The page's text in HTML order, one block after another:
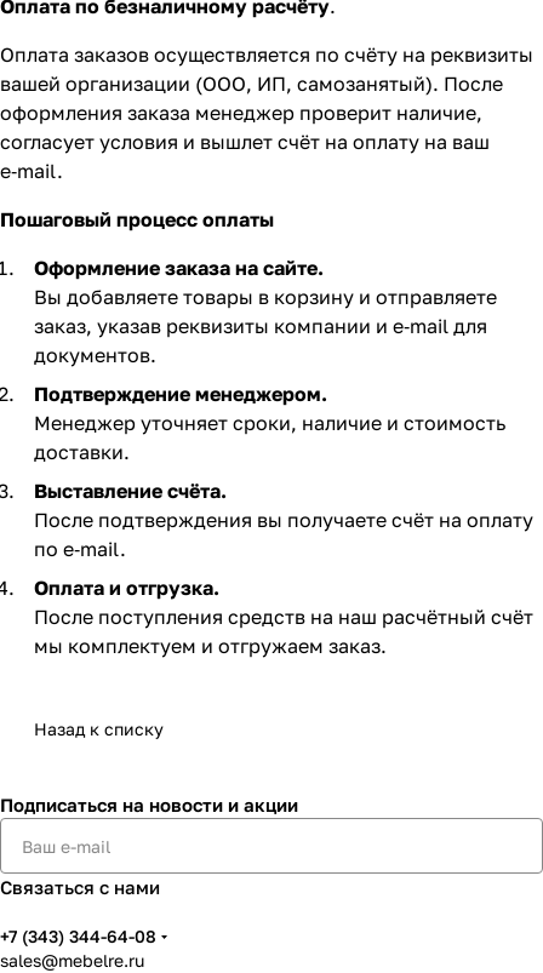
Оплата по безналичному расчёту.
Оплата заказов осуществляется по счёту на реквизиты
вашей организации (ООО, ИП, самозанятый). После
оформления заказа менеджер проверит наличие,
согласует условия и вышлет счёт на оплату на ваш
e‑mail.
Пошаговый процесс оплаты
Оформление заказа на сайте.
Вы добавляете товары в корзину и отправляете
заказ, указав реквизиты компании и e‑mail для
документов.
Подтверждение менеджером.
Менеджер уточняет сроки, наличие и стоимость
доставки.
Выставление счёта.
После подтверждения вы получаете счёт на оплату
по e‑mail. ​
Оплата и отгрузка.
После поступления средств на наш расчётный счёт
мы комплектуем и отгружаем заказ.​
Назад к списку
Подписаться на новости и акции
Связаться с нами
+7 (343) 344-64-08
sales@mebelre.ru